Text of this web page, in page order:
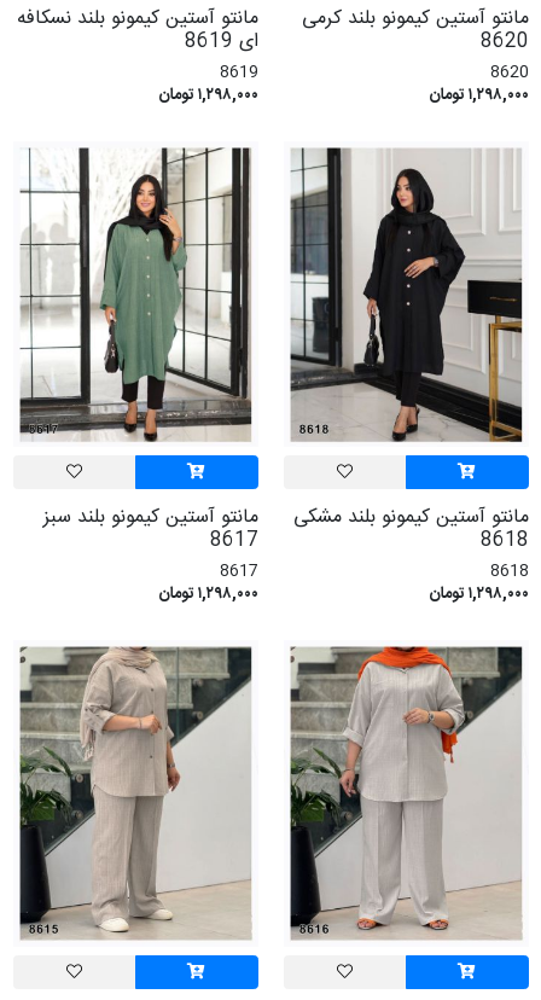
مانتو آستین کیمونو بلند کرمی
8620
8620
۱,۲۹۸,۰۰۰ تومان
مانتو آستین کیمونو بلند نسکافه
ای 8619
8619
۱,۲۹۸,۰۰۰ تومان
مانتو آستین کیمونو بلند مشکی
8618
8618
۱,۲۹۸,۰۰۰ تومان
مانتو آستین کیمونو بلند سبز
8617
8617
۱,۲۹۸,۰۰۰ تومان